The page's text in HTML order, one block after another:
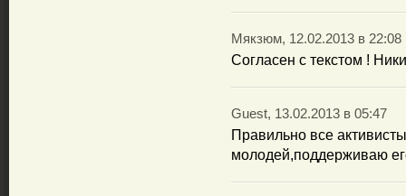
Мякзюм, 12.02.2013 в 22:08
Согласен с текстом !
Guest, 13.02.2013 в 05:47
Правильно все
молодей,поддерживаю